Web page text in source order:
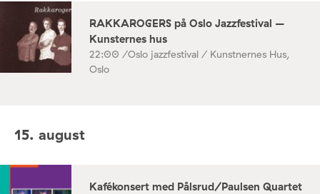
RAKKAROGERS på Oslo Jazzfestival –
Kunsternes hus
22:00 /Oslo jazzfestival / Kunstnernes Hus,
Oslo
15. august
Kafékonsert med Pålsrud/Paulsen Quartet